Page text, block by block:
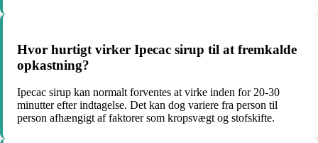
Hvor hurtigt virker Ipecac sirup til at fremkalde
opkastning?
Ipecac sirup kan normalt forventes at virke inden for 20-30
minutter efter indtagelse. Det kan dog variere fra person til
person afhængigt af faktorer som kropsvægt og stofskifte.